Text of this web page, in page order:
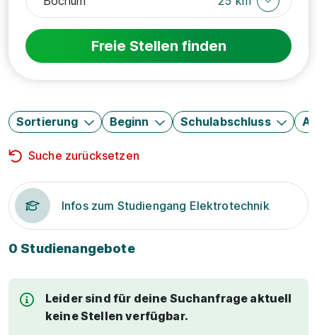
Freie Stellen finden
Sortierung Beginn Schulabschluss
Suche zurücksetzen
Infos zum Studiengang Elektrotechnik
0 Studienangebote
Leider sind für deine Suchanfrage aktuell
keine Stellen verfügbar.